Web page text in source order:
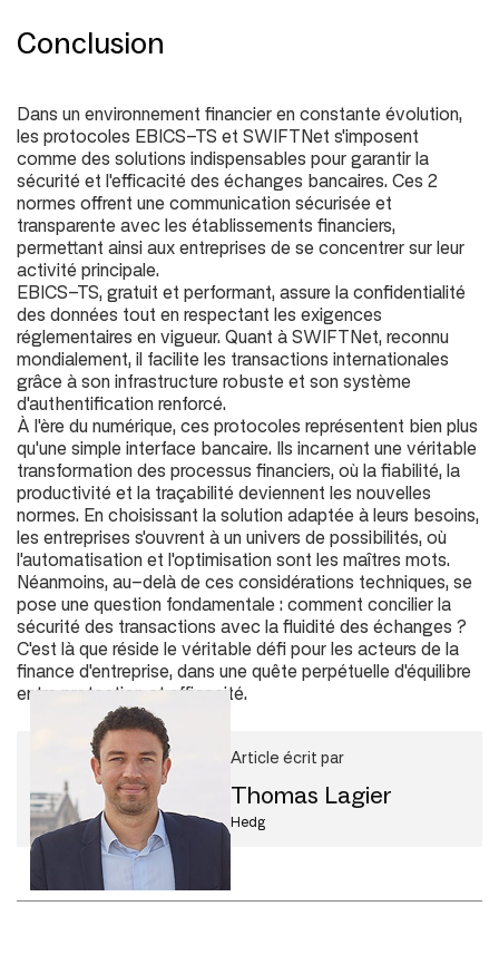
Conclusion
Dans un environnement financier en constante évolution,
les protocoles EBICS-TS et SWIFTNet s'imposent
comme des solutions indispensables pour garantir la
sécurité et l'efficacité des échanges bancaires. Ces 2
normes offrent une communication sécurisée et
transparente avec les établissements financiers,
permettant ainsi aux entreprises de se concentrer sur leur
activité principale.
EBICS-TS, gratuit et performant, assure la confidentialité
des données tout en respectant les exigences
réglementaires en vigueur. Quant à SWIFTNet, reconnu
mondialement, il facilite les transactions internationales
grâce à son infrastructure robuste et son système
d'authentification renforcé.
À l'ère du numérique, ces protocoles représentent bien plus
qu'une simple interface bancaire. Ils incarnent une véritable
transformation des processus financiers, où la fiabilité, la
productivité et la traçabilité deviennent les nouvelles
normes. En choisissant la solution adaptée à leurs besoins,
les entreprises s'ouvrent à un univers de possibilités, où
l'automatisation et l'optimisation sont les maîtres mots.
Néanmoins, au-delà de ces considérations techniques, se
pose une question fondamentale : comment concilier la
sécurité des transactions avec la fluidité des échanges ?
C'est là que réside le véritable défi pour les acteurs de la
finance d'entreprise, dans une quête perpétuelle d'équilibre
entre protection et efficacité.
Article écrit par
Thomas Lagier
Hedg